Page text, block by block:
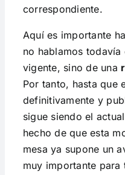
correspondiente.
Aquí es importante
no hablamos todavía
vigente, sino de una
Por tanto, hasta que
definitivamente y
sigue siendo el actual
hecho de que esta
mesa ya supone un
muy importante